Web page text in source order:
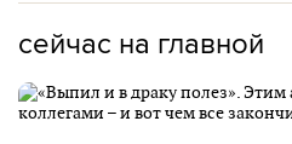
сейчас на главной